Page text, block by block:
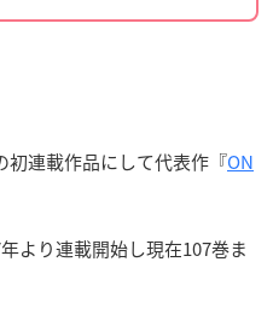
初連載作品にして代表作『ON
より連載開始し現在107巻ま